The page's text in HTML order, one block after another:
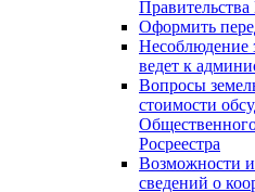
Оформить
Несоблюдение
ведет к
Вопросы
стоимости
Росреестра
Возможности
сведений о